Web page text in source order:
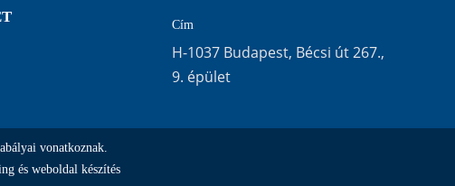
Cím
H-1037 Budapest, Bécsi út 267.,
9. épület
vonatkoznak.
és weboldal készítés